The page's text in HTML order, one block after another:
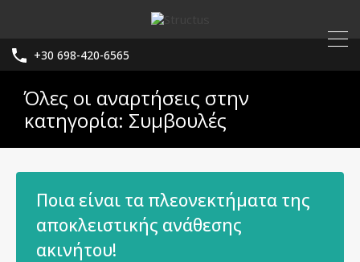
+30 698-420-6565
Όλες οι αναρτήσεις στην
κατηγορία: Συμβουλές
Ποια είναι τα πλεονεκτήματα της
αποκλειστικής ανάθεσης
ακινήτου!